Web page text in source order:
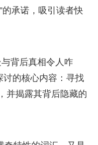
的承诺，吸引读者快
背后真相令人咋
讨的核心内容：寻找
并揭露其背后隐藏的